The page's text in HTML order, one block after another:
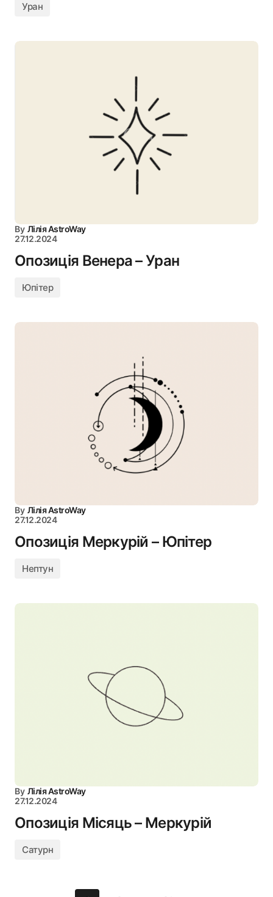
Уран
By Лілія AstroWay
27.12.2024
Опозиція Венера – Уран
Юпітер
By Лілія AstroWay
27.12.2024
Опозиція Меркурій – Юпітер
Нептун
By Лілія AstroWay
27.12.2024
Опозиція Місяць – Меркурій
Сатурн